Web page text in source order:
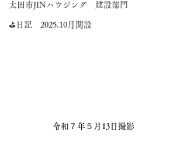
太田市JINハウジング 建設部門
⛳日記 2025.10月開設
令和７年５月13日撮影